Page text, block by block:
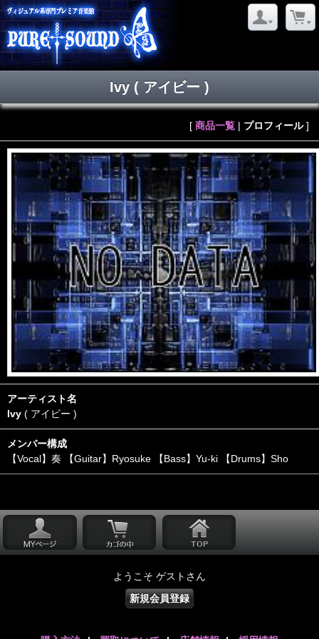
Ivy ( アイビー )
[ 商品一覧 | プロフィール]
アーティスト名
Ivy ( アイビー )
メンバー構成
【Vocal】奏 【Guitar】Ryosuke 【Bass】Yu-ki 【Drums】Sho
ようこそ ゲストさん
新規会員登録